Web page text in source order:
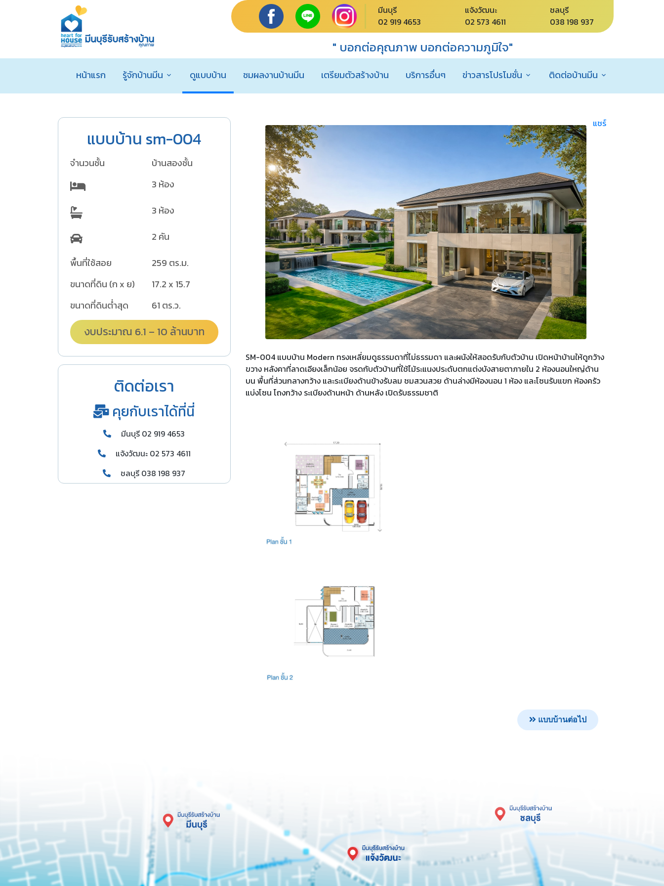
มีนบุรี
02 919 4653
แจ้งวัฒนะ
02 573 4611
ชลบุรี
038 198 937
" บอกต่อคุณภาพ บอกต่อความภูมิใจ"
หน้าแรก รู้จักบ้านมีน ดูแบบบ้าน ชมผลงานบ้านมีน เตรียมตัวสร้างบ้าน บริการอื่นๆ ข่าวสารโปรโมชั่น ติดต่อบ้านมีน
แบบบ้าน sm-004
จำนวนชั้น
บ้านสองชั้น
3 ห้อง
3 ห้อง
2 คัน
พื้นที่ใช้สอย
259 ตร.ม.
ขนาดที่ดิน (ก x ย)
17.2 x 15.7
ขนาดที่ดินต่ำสุด
61 ตร.ว.
งบประมาณ 6.1 – 10 ล้านบาท
ติดต่อเรา
คุยกับเราได้ที่นี่
มีนบุรี 02 919 4653
แจ้งวัฒนะ 02 573 4611
ชลบุรี 038 198 937
แชร์
SM-004 แบบบ้าน Modern ทรงเหลี่ยมดูธรรมดาที่ไม่ธรรมดา และผนังให้สอดรับกับตัวบ้าน เปิดหน้าบ้านให้ดูกว้าง
ขวาง หลังคาที่ลาดเอียงเล็กน้อย จรดกับตัวบ้านที่ใช้ไม้ระแนงประดับตกแต่งบังสายตาภายใน 2 ห้องนอนใหญ่ด้าน
บน พื้นที่ส่วนกลางกว้าง และระเบียงด้านข้างรับลม ชมสวนสวย ด้านล่างมีห้องนอน 1 ห้อง และโซนรับแขก ห้องครัว
แบ่งโซน โถงกว้าง ระเบียงด้านหน้า ด้านหลัง เปิดรับธรรมชาติ
แบบบ้านต่อไป